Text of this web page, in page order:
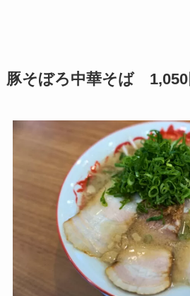
豚そぼろ中華そば 1,050